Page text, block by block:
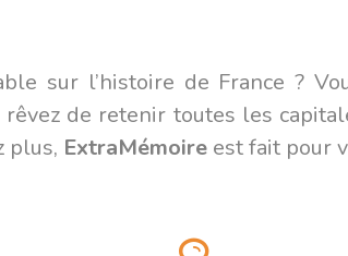
sur l’histoire de France ?
rêvez de retenir toutes les
plus, ExtraMémoire est fait pour